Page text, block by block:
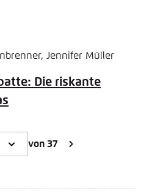
Jennifer Müller
Die riskante
von 37